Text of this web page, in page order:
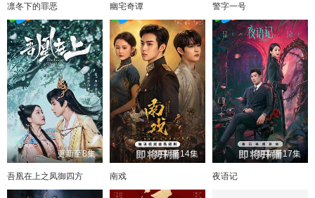
凛冬下的罪恶 幽宅奇谭 警字一号
更新至8集
吾凰在上之凤御四方
更新至14集
南戏
更新至17集
夜语记